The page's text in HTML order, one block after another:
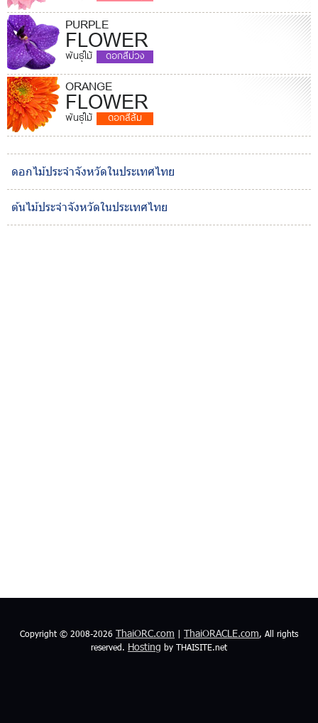
PURPLE
FLOWER
พันธุ์ไม้ ดอกสีม่วง
ORANGE
FLOWER
พันธุ์ไม้ ดอกสีส้ม
ดอกไม้ประจำจังหวัดในประเทศไทย
ต้นไม้ประจำจังหวัดในประเทศไทย
Copyright © 2008-2026 ThaiORC.com | ThaiORACLE.com, All rights
reserved. Hosting by THAISITE.net